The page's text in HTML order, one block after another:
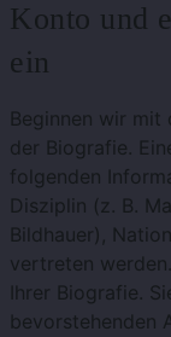
Konto und
ein
Beginnen wir mit
der Biografie.
folgenden
Disziplin (z. B.
Bildhauer),
vertreten
Ihrer Biografie.
bevorstehenden